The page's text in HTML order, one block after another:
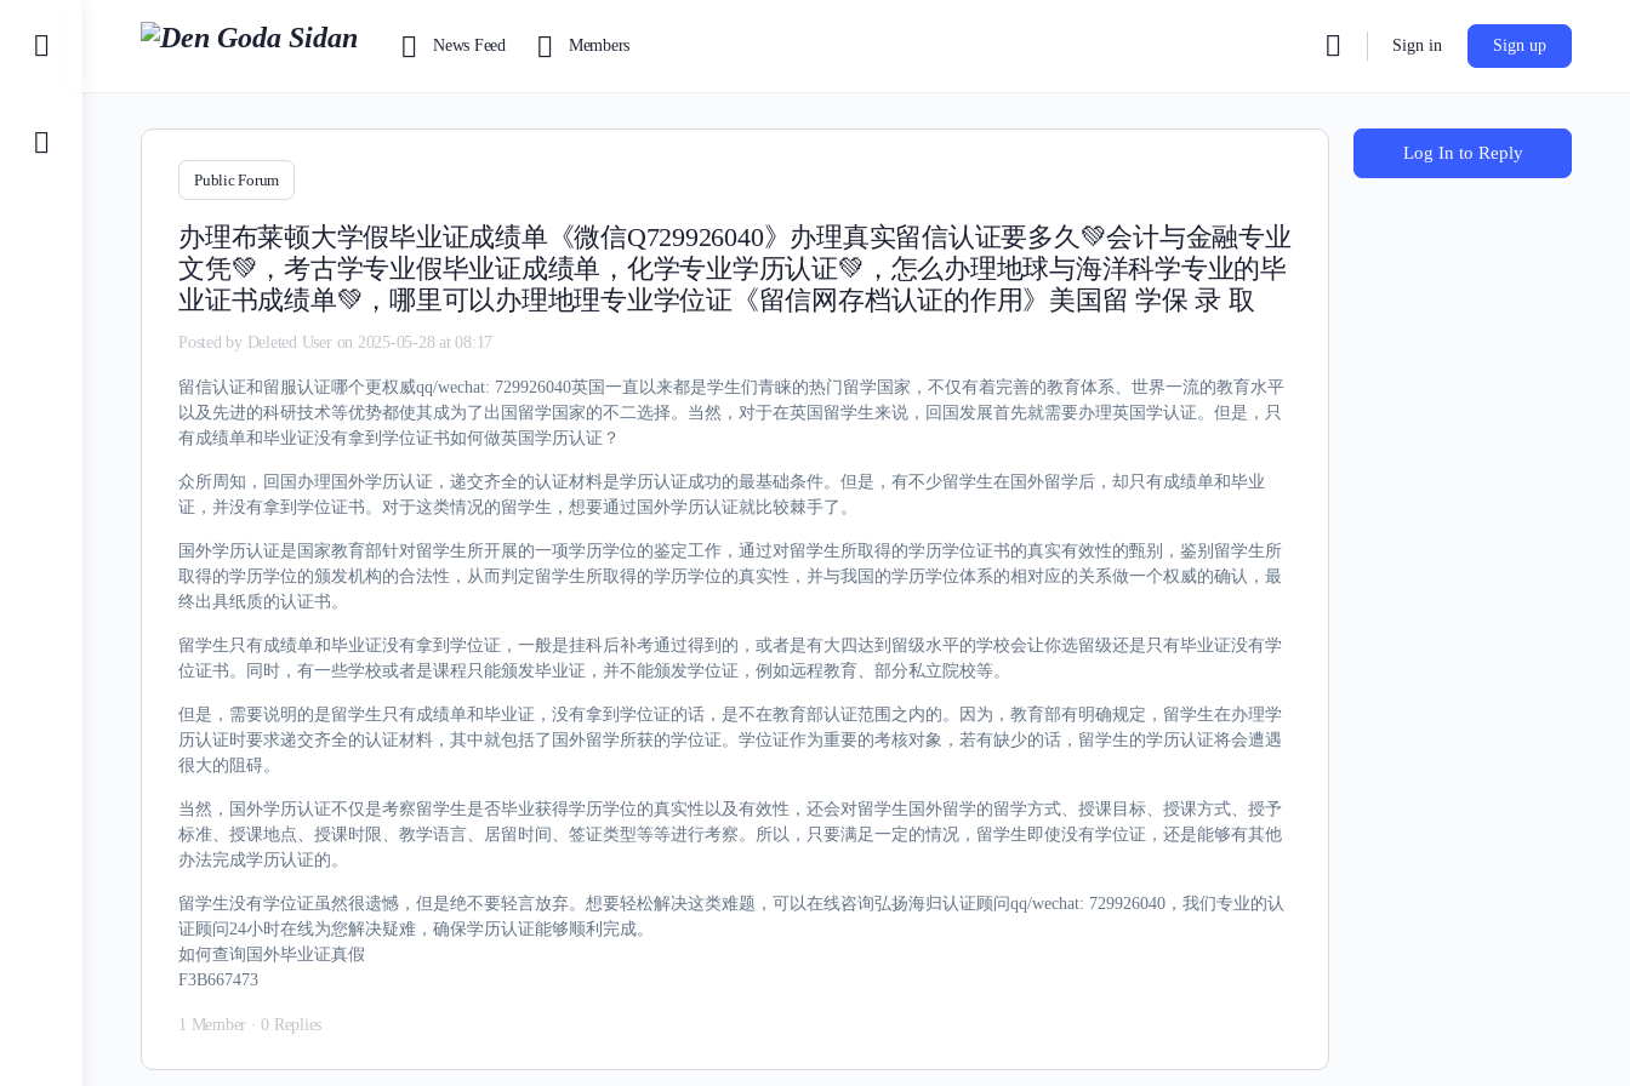
News Feed Members Sign in Sign up
Public Forum
办理布莱顿大学假毕业证成绩单《微信Q729926040》办理真实留信认证要多久💚会计与金融专业
文凭💚，考古学专业假毕业证成绩单，化学专业学历认证💚，怎么办理地球与海洋科学专业的毕
业证书成绩单💚，哪里可以办理地理专业学位证《留信网存档认证的作用》美国留 学保 录 取
Posted by Deleted User on 2025-05-28 at 08:17
留信认证和留服认证哪个更权威qq/wechat: 729926040英国一直以来都是学生们青睐的热门留学国家，不仅有着完善的教育体系、世界一流的教育水平
以及先进的科研技术等优势都使其成为了出国留学国家的不二选择。当然，对于在英国留学生来说，回国发展首先就需要办理英国学认证。但是，只
有成绩单和毕业证没有拿到学位证书如何做英国学历认证？
众所周知，回国办理国外学历认证，递交齐全的认证材料是学历认证成功的最基础条件。但是，有不少留学生在国外留学后，却只有成绩单和毕业
证，并没有拿到学位证书。对于这类情况的留学生，想要通过国外学历认证就比较棘手了。
国外学历认证是国家教育部针对留学生所开展的一项学历学位的鉴定工作，通过对留学生所取得的学历学位证书的真实有效性的甄别，鉴别留学生所
取得的学历学位的颁发机构的合法性，从而判定留学生所取得的学历学位的真实性，并与我国的学历学位体系的相对应的关系做一个权威的确认，最
终出具纸质的认证书。
留学生只有成绩单和毕业证没有拿到学位证，一般是挂科后补考通过得到的，或者是有大四达到留级水平的学校会让你选留级还是只有毕业证没有学
位证书。同时，有一些学校或者是课程只能颁发毕业证，并不能颁发学位证，例如远程教育、部分私立院校等。
但是，需要说明的是留学生只有成绩单和毕业证，没有拿到学位证的话，是不在教育部认证范围之内的。因为，教育部有明确规定，留学生在办理学
历认证时要求递交齐全的认证材料，其中就包括了国外留学所获的学位证。学位证作为重要的考核对象，若有缺少的话，留学生的学历认证将会遭遇
很大的阻碍。
当然，国外学历认证不仅是考察留学生是否毕业获得学历学位的真实性以及有效性，还会对留学生国外留学的留学方式、授课目标、授课方式、授予
标准、授课地点、授课时限、教学语言、居留时间、签证类型等等进行考察。所以，只要满足一定的情况，留学生即使没有学位证，还是能够有其他
办法完成学历认证的。
留学生没有学位证虽然很遗憾，但是绝不要轻言放弃。想要轻松解决这类难题，可以在线咨询弘扬海归认证顾问qq/wechat: 729926040，我们专业的认
证顾问24小时在线为您解决疑难，确保学历认证能够顺利完成。
如何查询国外毕业证真假
F3B667473
1 Member · 0 Replies
Log In to Reply